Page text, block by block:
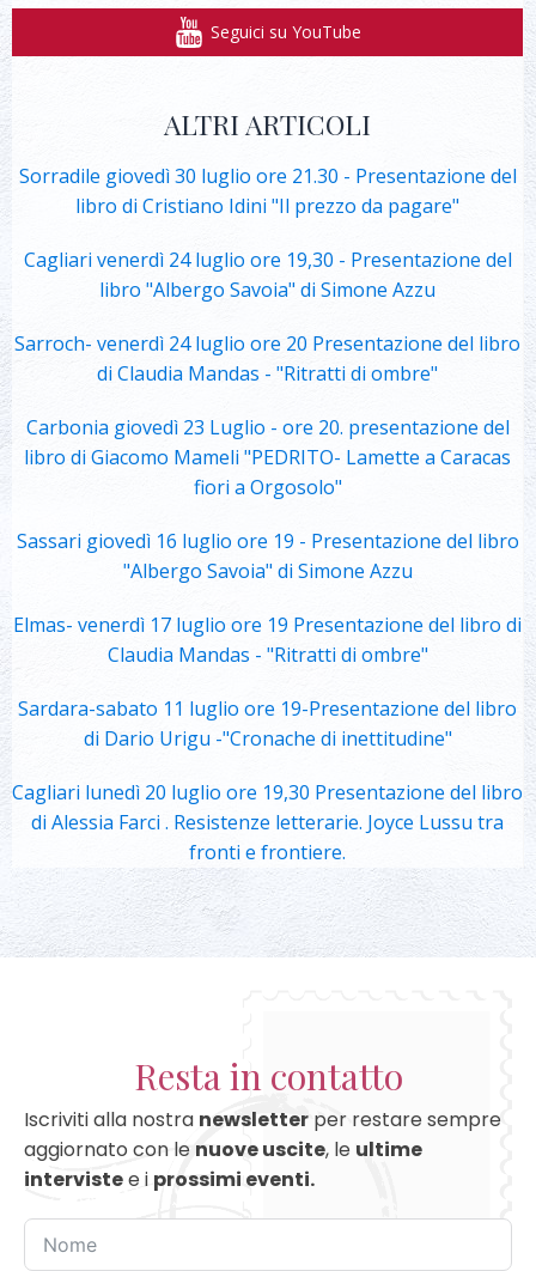
Seguici su YouTube
ALTRI ARTICOLI
Sorradile giovedì 30 luglio ore 21.30 - Presentazione del
libro di Cristiano Idini "Il prezzo da pagare"
Cagliari venerdì 24 luglio ore 19,30 - Presentazione del
libro "Albergo Savoia" di Simone Azzu
Sarroch- venerdì 24 luglio ore 20 Presentazione del libro
di Claudia Mandas - "Ritratti di ombre"
Carbonia giovedì 23 Luglio - ore 20. presentazione del
libro di Giacomo Mameli "PEDRITO- Lamette a Caracas
fiori a Orgosolo"
Sassari giovedì 16 luglio ore 19 - Presentazione del libro
"Albergo Savoia" di Simone Azzu
Elmas- venerdì 17 luglio ore 19 Presentazione del libro di
Claudia Mandas - "Ritratti di ombre"
Sardara-sabato 11 luglio ore 19-Presentazione del libro
di Dario Urigu -"Cronache di inettitudine"
Cagliari lunedì 20 luglio ore 19,30 Presentazione del libro
di Alessia Farci . Resistenze letterarie. Joyce Lussu tra
fronti e frontiere.
Resta in contatto
Iscriviti alla nostra newsletter per restare sempre
aggiornato con le nuove uscite, le ultime
intervistee i prossimi eventi.